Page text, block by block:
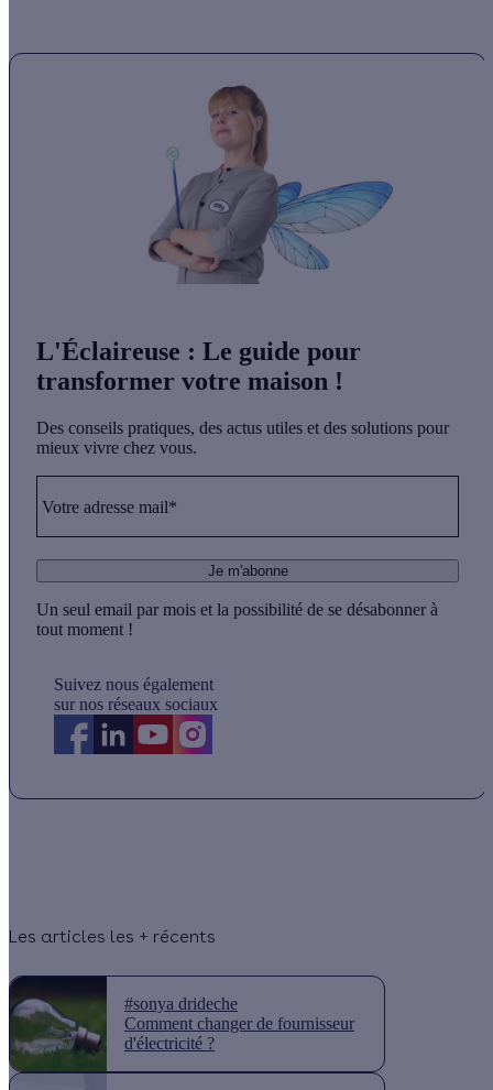
L'Éclaireuse : Le guide pour
transformer votre maison !
Des conseils pratiques, des actus utiles et des solutions pour
mieux vivre chez vous.
Votre adresse mail*
Je m'abonne
Un seul email par mois et la possibilité de se désabonner à
tout moment !
Suivez nous également
sur nos réseaux sociaux
Les articles les + récents
#sonya drideche
Comment changer de fournisseur
d'électricité ?